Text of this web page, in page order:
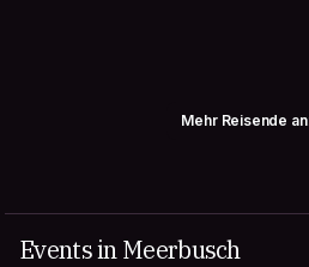
Mehr Reisende
Events in Meerbusch